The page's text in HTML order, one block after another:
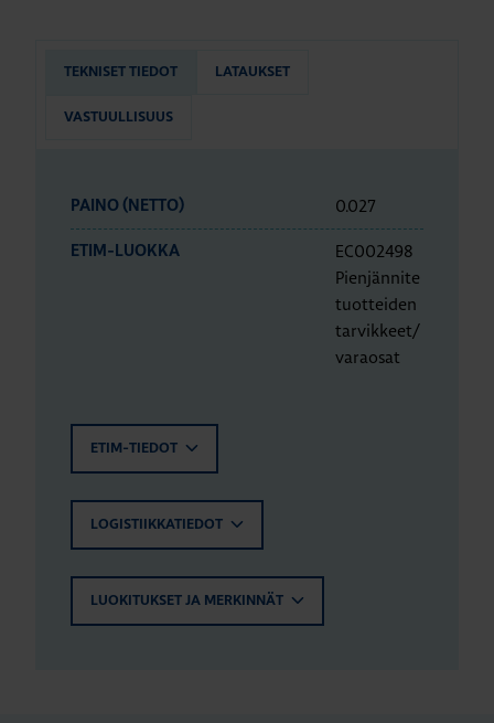
TEKNISET TIEDOT LATAUKSET
VASTUULLISUUS
PAINO (NETTO) 0.027
ETIM-LUOKKA
EC002498
Pienjännite
tuotteiden
tarvikkeet/
varaosat
ETIM-TIEDOT
LOGISTIIKKATIEDOT
LUOKITUKSET JA MERKINNÄT